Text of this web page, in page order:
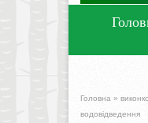
Головна »
водовідведення